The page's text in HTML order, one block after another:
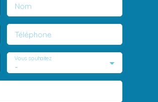
Nom
Téléphone
-
Vous souhaitez